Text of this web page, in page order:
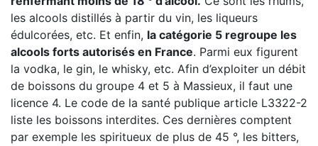
les alcools distillés à partir du vin, les liqueurs
édulcorées, etc. Et enfin, la catégorie 5 regroupe les
alcools forts autorisés en France. Parmi eux figurent
la vodka, le gin, le whisky, etc. Afin d’exploiter un débit
de boissons du groupe 4 et 5 à Massieux, il faut une
licence 4. Le code de la santé publique article L3322-2
liste les boissons interdites. Ces dernières comptent
par exemple les spiritueux de plus de 45 °, les bitters,